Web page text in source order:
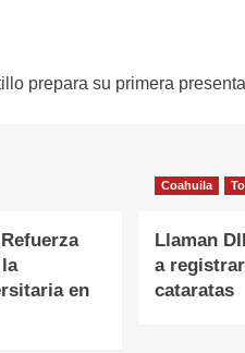
prepara su primera
en
Coahuila
Llaman
a
cataratas